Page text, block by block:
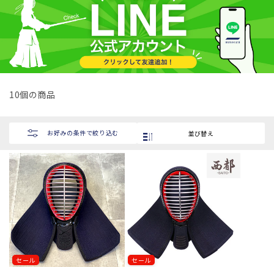
シ
ョ
ン
:
10個の商品
お好みの条件で絞り込む 並び替え
セール セール